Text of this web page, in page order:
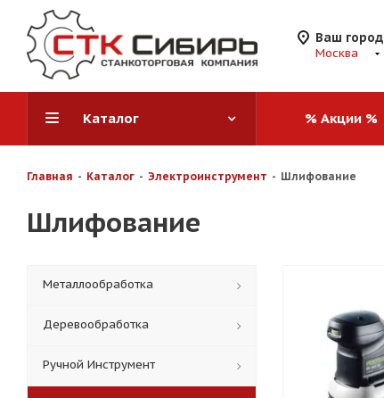
Ваш город
Москва
Каталог % Акции %
Главная - Каталог - Электроинструмент - Шлифование
Шлифование
Металлообработка
Деревообработка
Ручной Инструмент